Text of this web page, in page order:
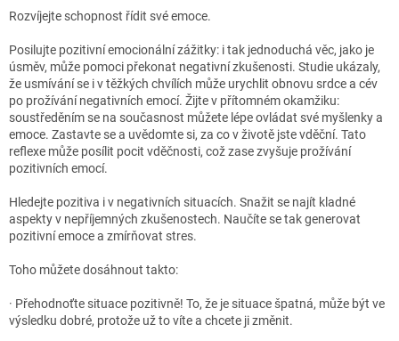
Rozvíjejte schopnost řídit své emoce.
Posilujte pozitivní emocionální zážitky: i tak jednoduchá věc, jako je
úsměv, může pomoci překonat negativní zkušenosti. Studie ukázaly,
že usmívání se i v těžkých chvílích může urychlit obnovu srdce a cév
po prožívání negativních emocí. Žijte v přítomném okamžiku:
soustředěním se na současnost můžete lépe ovládat své myšlenky a
emoce. Zastavte se a uvědomte si, za co v životě jste vděční. Tato
reflexe může posílit pocit vděčnosti, což zase zvyšuje prožívání
pozitivních emocí.
Hledejte pozitiva i v negativních situacích. Snažit se najít kladné
aspekty v nepříjemných zkušenostech. Naučíte se tak generovat
pozitivní emoce a zmírňovat stres.
Toho můžete dosáhnout takto:
· Přehodnoťte situace pozitivně! To, že je situace špatná, může být ve
výsledku dobré, protože už to víte a chcete ji změnit.